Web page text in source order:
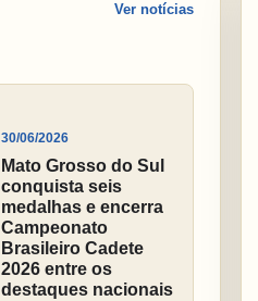
Ver notícias
30/06/2026
Mato Grosso do Sul
conquista seis
medalhas e encerra
Campeonato
Brasileiro Cadete
2026 entre os
destaques nacionais